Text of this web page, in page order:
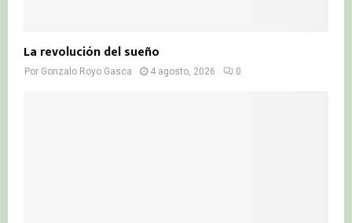
La revolución del sueño
Por Gonzalo Royo Gasca 4 agosto, 2026 0